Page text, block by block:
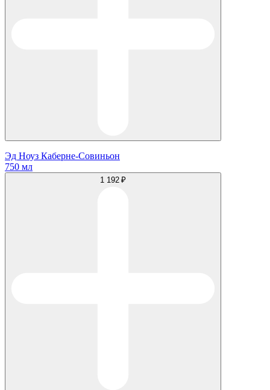
Эд Ноуз Каберне-Совиньон
750 мл
1 192 ₽